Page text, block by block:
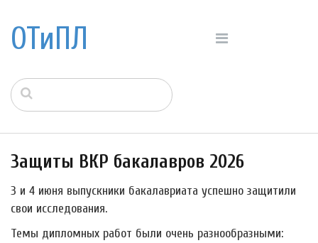
ОТиПЛ
Защиты ВКР бакалавров 2026
3 и 4 июня выпускники бакалавриата успешно защитили
свои исследования.
Темы дипломных работ были очень разнообразными: